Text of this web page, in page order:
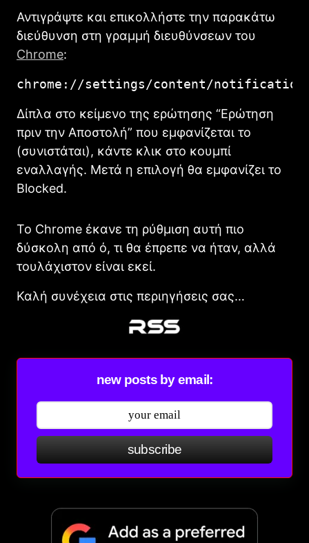
Αντιγράψτε και επικολλήστε την παρακάτω
διεύθυνση στη γραμμή διευθύνσεων του
Chrome:
chrome://settings/content/
Δίπλα στο κείμενο της ερώτησης “Ερώτηση
πριν την Αποστολή” που εμφανίζεται το
(συνιστάται), κάντε κλικ στο κουμπί
εναλλαγής. Μετά η επιλογή θα εμφανίζει το
Blocked.
Το Chrome έκανε τη ρύθμιση αυτή πιο
δύσκολη από ό, τι θα έπρεπε να ήταν, αλλά
τουλάχιστον είναι εκεί.
Καλή συνέχεια στις περιηγήσεις σας…
new posts by email:
subscribe